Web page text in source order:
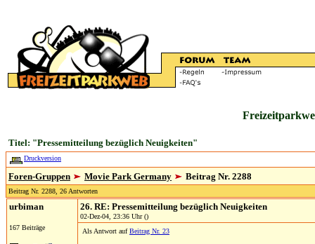
Titel: "Pressemitteilung bezüglich Neuigkeiten"
Druckversion
Foren-Gruppen Movie Park Germany Beitrag Nr. 2288
Beitrag Nr. 2288, 26 Antworten
urbiman
167 Beiträge
26. RE: Pressemitteilung bezüglich Neuigkeiten
02-Dez-04, 23:36 Uhr ()
Als Antwort aufBeitrag Nr. 23